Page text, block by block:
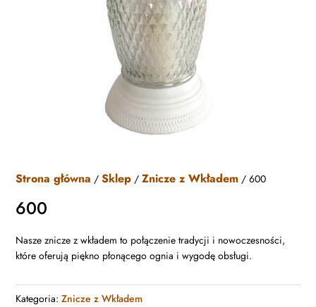
Strona główna /Sklep /Znicze z Wkładem / 600
600
Nasze znicze z wkładem to połączenie tradycji i nowoczesności,
które oferują piękno płonącego ognia i wygodę obsługi.
Kategoria:Znicze z Wkładem